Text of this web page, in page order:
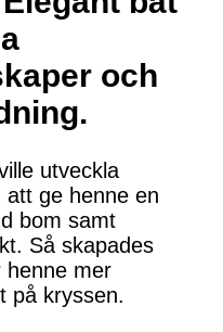
och
utveckla
att ge henne en
bom samt
Så skapades
henne mer
på kryssen.